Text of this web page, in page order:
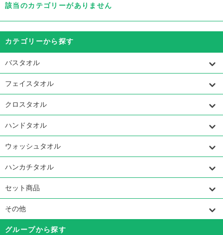
該当のカテゴリーがありません
カテゴリーから探す
バスタオル
フェイスタオル
クロスタオル
ハンドタオル
ウォッシュタオル
ハンカチタオル
セット商品
その他
グループから探す